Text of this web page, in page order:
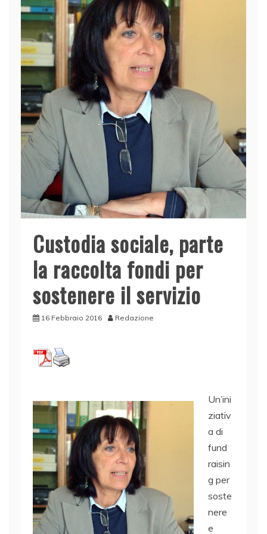
Custodia sociale, parte
la raccolta fondi per
sostenere il servizio
16 Febbraio 2016 Redazione
Un’ini
ziativ
a di
fund
raisin
g per
soste
nere
e